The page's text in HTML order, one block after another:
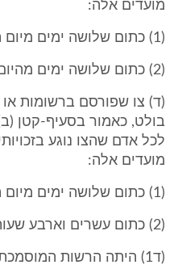
מועדים אלה:
(1) כתום שלושה ימים מיום הפרסום; או
(2) כתום שלושה ימים מהיום שבו נמסר לדואר למשלוח.
(ד) צו שפורסם ברשומות או
בולט, כאמור בסעיף-קטן
לכל אדם שהצו נוגע
מועדים אלה:
(1) כתום שלושה ימים מיום הפרסום; או
(2) כתום עשרים וארבע שעות משעה שהוצג כאמור.
(ד1) היתה הרשות